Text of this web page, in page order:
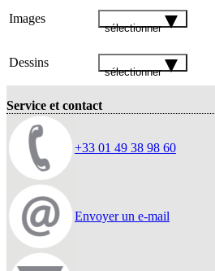
Images
sélectionner
Dessins
sélectionner
Service et contact
+33 01 49 38 98 60
Envoyer un e-mail